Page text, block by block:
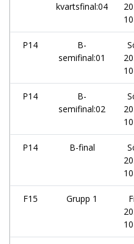
kvartsfinal:04
P14
B-
semifinal:01
P14
B-
semifinal:02
P14 B-final
F15 Grupp 1